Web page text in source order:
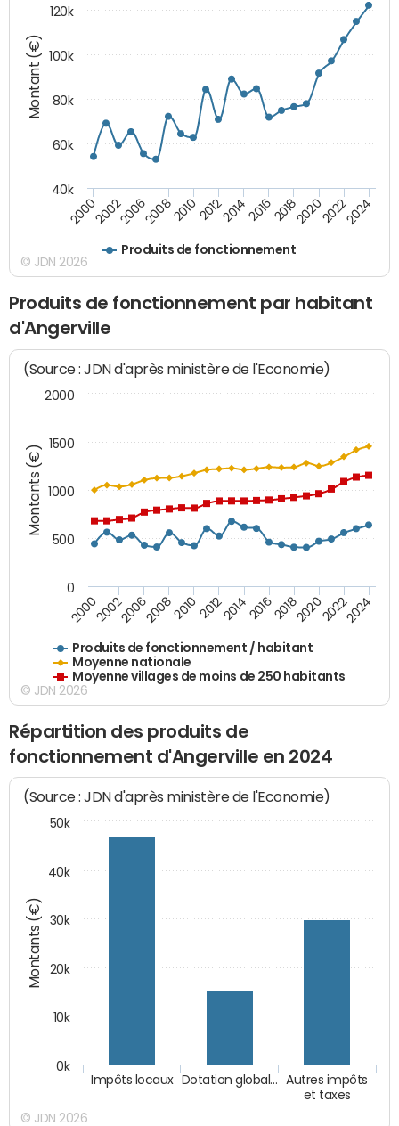
Montant (€)
Produits de fonctionnement
200020022006200820102012201420162018202020222024
40k
60k
80k
100k
120k
© JDN 2026
Produits de fonctionnement par habitant
d'Angerville
Montants (€)
(Source : JDN d'après ministère de l'Economie)
Produits de fonctionnement / habitant
Moyenne nationale
Moyenne villages de moins de 250 habitants
200020022006200820102012201420162018202020222024
500
1000
1500
0
2000
© JDN 2026
Répartition des produits de
fonctionnement d'Angerville en 2024
Montants (€)
(Source : JDN d'après ministère de l'Economie)
Autres impôts
et taxes
Dotation global…
Impôts locaux
0k
10k
20k
30k
40k
50k
© JDN 2026